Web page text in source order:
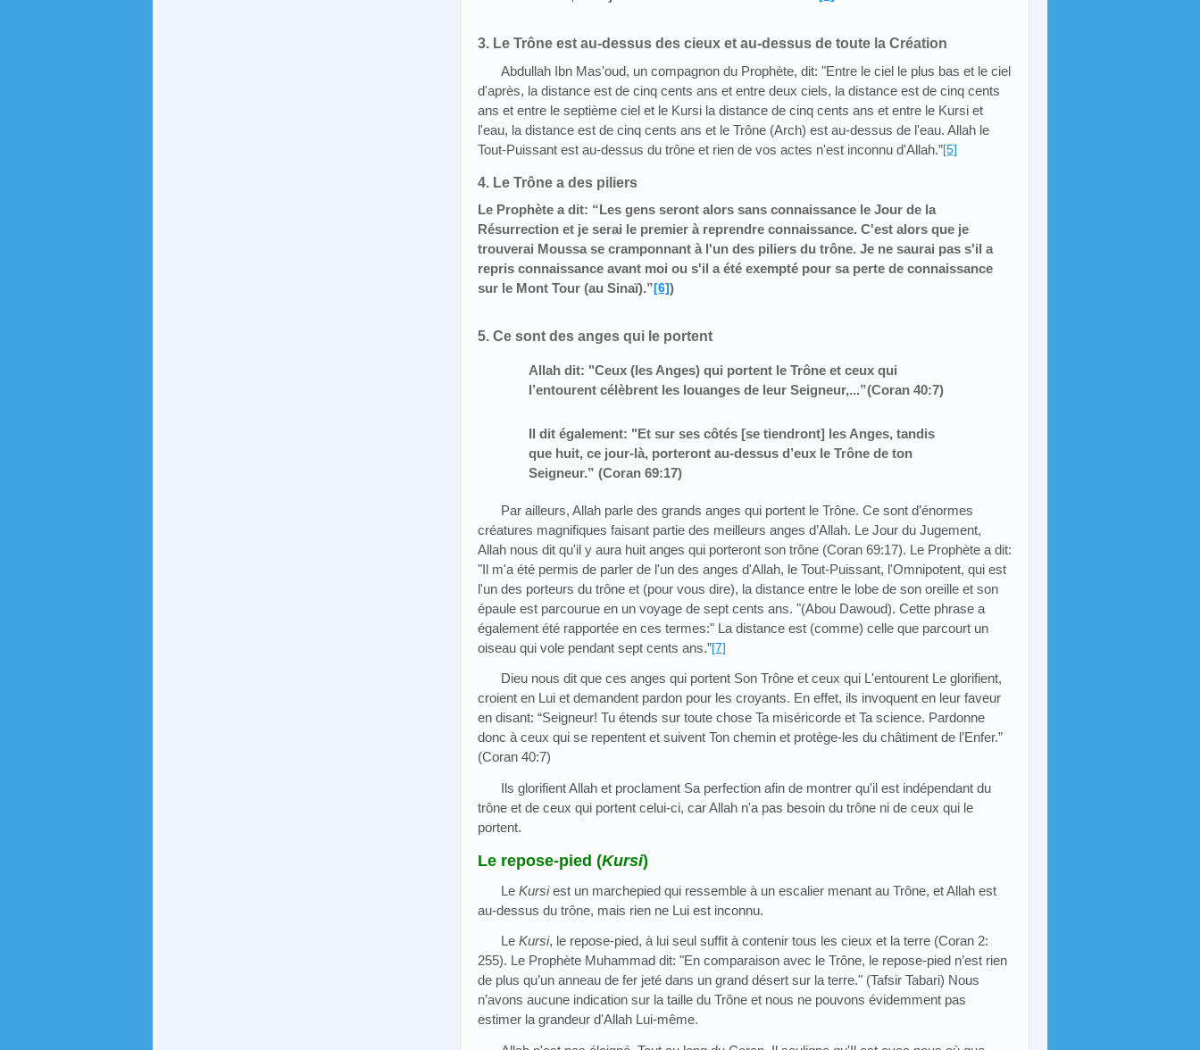
3. Le Trône est au-dessus des cieux et au-dessus de toute la Création
Abdullah Ibn Mas'oud, un compagnon du Prophète, dit: "Entre le ciel le plus bas et le ciel
d'après, la distance est de cinq cents ans et entre deux ciels, la distance est de cinq cents
ans et entre le septième ciel et le Kursi la distance de cinq cents ans et entre le Kursi et
l'eau, la distance est de cinq cents ans et le Trône (Arch) est au-dessus de l'eau. Allah le
Tout-Puissant est au-dessus du trône et rien de vos actes n'est inconnu d'Allah.”[5]
4. Le Trône a des piliers
Le Prophète a dit: “Les gens seront alors sans connaissance le Jour de la
Résurrection et je serai le premier à reprendre connaissance. C'est alors que je
trouverai Moussa se cramponnant à l'un des piliers du trône. Je ne saurai pas s'il a
repris connaissance avant moi ou s'il a été exempté pour sa perte de connaissance
sur le Mont Tour (au Sinaï).”[6])
5. Ce sont des anges qui le portent
Allah dit: "Ceux (les Anges) qui portent le Trône et ceux qui
l’entourent célèbrent les louanges de leur Seigneur,...”(Coran 40:7)
Il dit également: "Et sur ses côtés [se tiendront] les Anges, tandis
que huit, ce jour-là, porteront au-dessus d’eux le Trône de ton
Seigneur.” (Coran 69:17)
Par ailleurs, Allah parle des grands anges qui portent le Trône. Ce sont d’énormes
créatures magnifiques faisant partie des meilleurs anges d’Allah. Le Jour du Jugement,
Allah nous dit qu'il y aura huit anges qui porteront son trône (Coran 69:17). Le Prophète a dit:
"Il m'a été permis de parler de l'un des anges d'Allah, le Tout-Puissant, l'Omnipotent, qui est
l'un des porteurs du trône et (pour vous dire), la distance entre le lobe de son oreille et son
épaule est parcourue en un voyage de sept cents ans. "(Abou Dawoud). Cette phrase a
également été rapportée en ces termes:" La distance est (comme) celle que parcourt un
oiseau qui vole pendant sept cents ans.”[7]
Dieu nous dit que ces anges qui portent Son Trône et ceux qui L'entourent Le glorifient,
croient en Lui et demandent pardon pour les croyants. En effet, ils invoquent en leur faveur
en disant: “Seigneur! Tu étends sur toute chose Ta miséricorde et Ta science. Pardonne
donc à ceux qui se repentent et suivent Ton chemin et protège-les du châtiment de l’Enfer.”
(Coran 40:7)
Ils glorifient Allah et proclament Sa perfection afin de montrer qu'il est indépendant du
trône et de ceux qui portent celui-ci, car Allah n'a pas besoin du trône ni de ceux qui le
portent.
Le repose-pied (Kursi)
LeKursiest un marchepied qui ressemble à un escalier menant au Trône, et Allah est
au-dessus du trône, mais rien ne Lui est inconnu.
LeKursi, le repose-pied, à lui seul suffit à contenir tous les cieux et la terre (Coran 2:
255). Le Prophète Muhammad dit: "En comparaison avec le Trône, le repose-pied n’est rien
de plus qu’un anneau de fer jeté dans un grand désert sur la terre." (Tafsir Tabari) Nous
n’avons aucune indication sur la taille du Trône et nous ne pouvons évidemment pas
estimer la grandeur d'Allah Lui-même.